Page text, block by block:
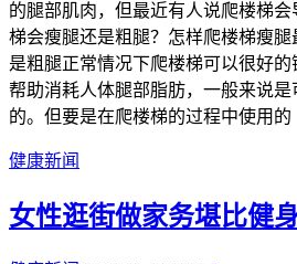
的腿部肌肉，但最近有人说爬楼梯
梯会瘦腿还是粗腿？怎样爬楼梯瘦
是粗腿正常情况下爬楼梯可以很好的
帮助消耗人体腿部脂肪，一般来说
的。但要是在爬楼梯的过程中使用的
健康新闻
女性逛街做家务堪比健